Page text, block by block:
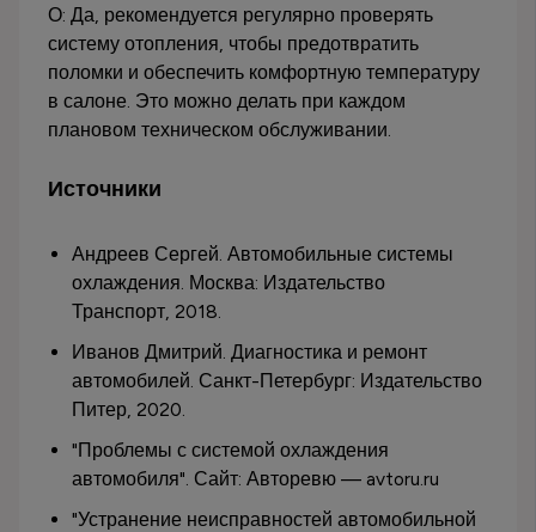
О: Да, рекомендуется регулярно проверять
систему отопления, чтобы предотвратить
поломки и обеспечить комфортную температуру
в салоне. Это можно делать при каждом
плановом техническом обслуживании.
Источники
Андреев Сергей. Автомобильные системы
охлаждения. Москва: Издательство
Транспорт, 2018.
Иванов Дмитрий. Диагностика и ремонт
автомобилей. Санкт-Петербург: Издательство
Питер, 2020.
"Проблемы с системой охлаждения
автомобиля". Сайт: Авторевю — avtoru.ru
"Устранение неисправностей автомобильной